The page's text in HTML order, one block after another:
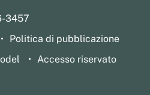
3457
Politica di pubblicazione
Accesso riservato